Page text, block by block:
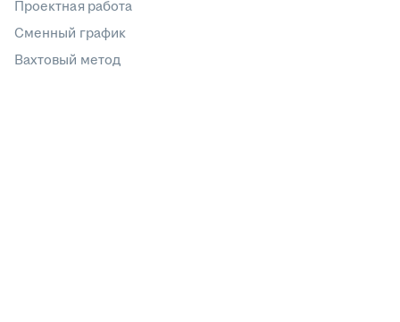
Проектная работа
Сменный график
Вахтовый метод